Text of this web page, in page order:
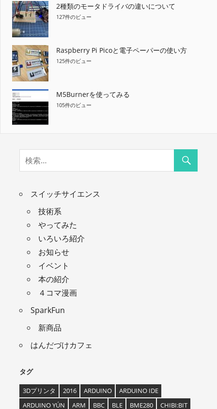
2種類のモータドライバの違いについて
127件のビュー
Raspberry Pi Picoと電子ペーパーの使い方
125件のビュー
M5Burnerを使ってみる
105件のビュー
スイッチサイエンス
技術系
やってみた
いろいろ紹介
お知らせ
イベント
本の紹介
４コマ漫画
SparkFun
新商品
はんだづけカフェ
タグ
3Dプリンタ 2016 ARDUINO
ARDUINO IDE
ARDUINO YÚN
ARM BBC BLE BME280 CHIBI:BIT